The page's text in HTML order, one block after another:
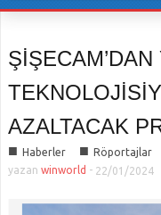
AZALTACAK
■ Haberler ■ Röportajlar
yazan winworld - 22/01/2024